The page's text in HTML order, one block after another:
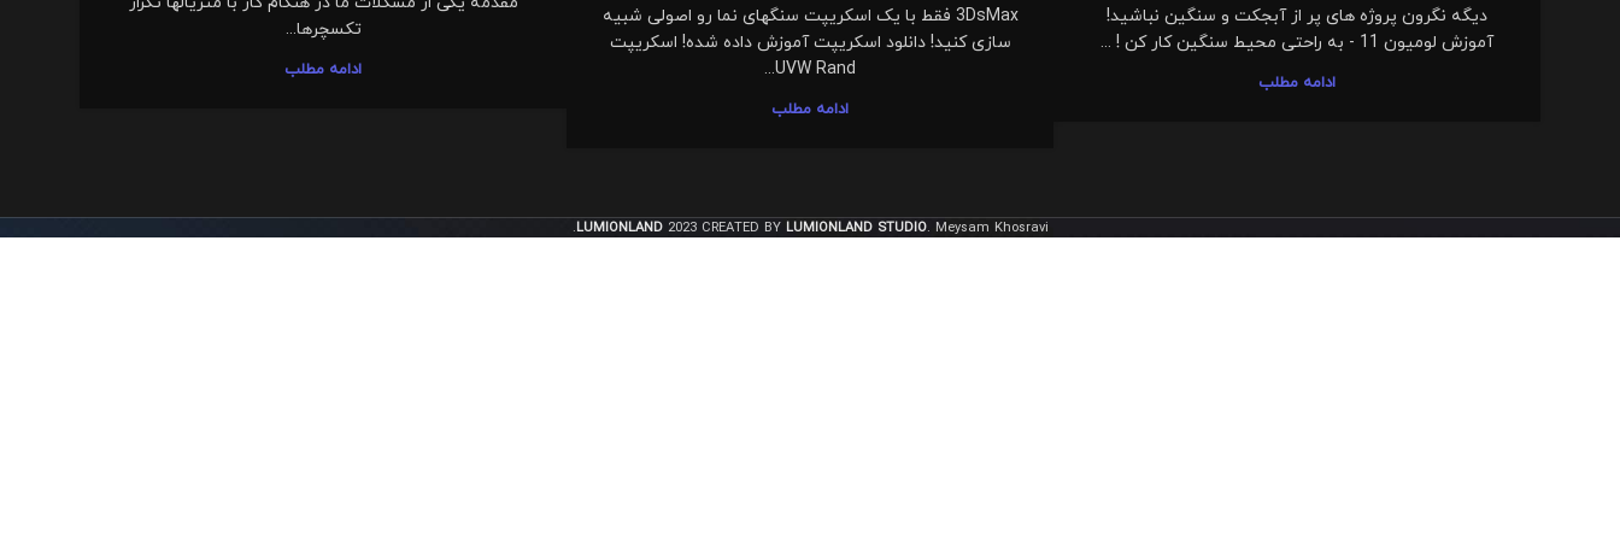
دیگه نگرون پروژه های پر از آبجکت و سنگین نباشید!
آموزش لومیون 11 - به راحتی محیط سنگین کار کن ! ...
ادامه مطلب
3DsMax فقط با یک اسکریپت سنگهای نما رو اصولی شبیه
سازی کنید! دانلود اسکریپت آموزش داده شده! اسکریپت
UVW Rand...
ادامه مطلب
تکسچرها...
ادامه مطلب
LUMIONLAND 2023 CREATED BY LUMIONLAND STUDIO. Meysam Khosravi.